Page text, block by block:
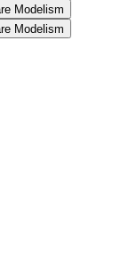
Modelism
Modelism